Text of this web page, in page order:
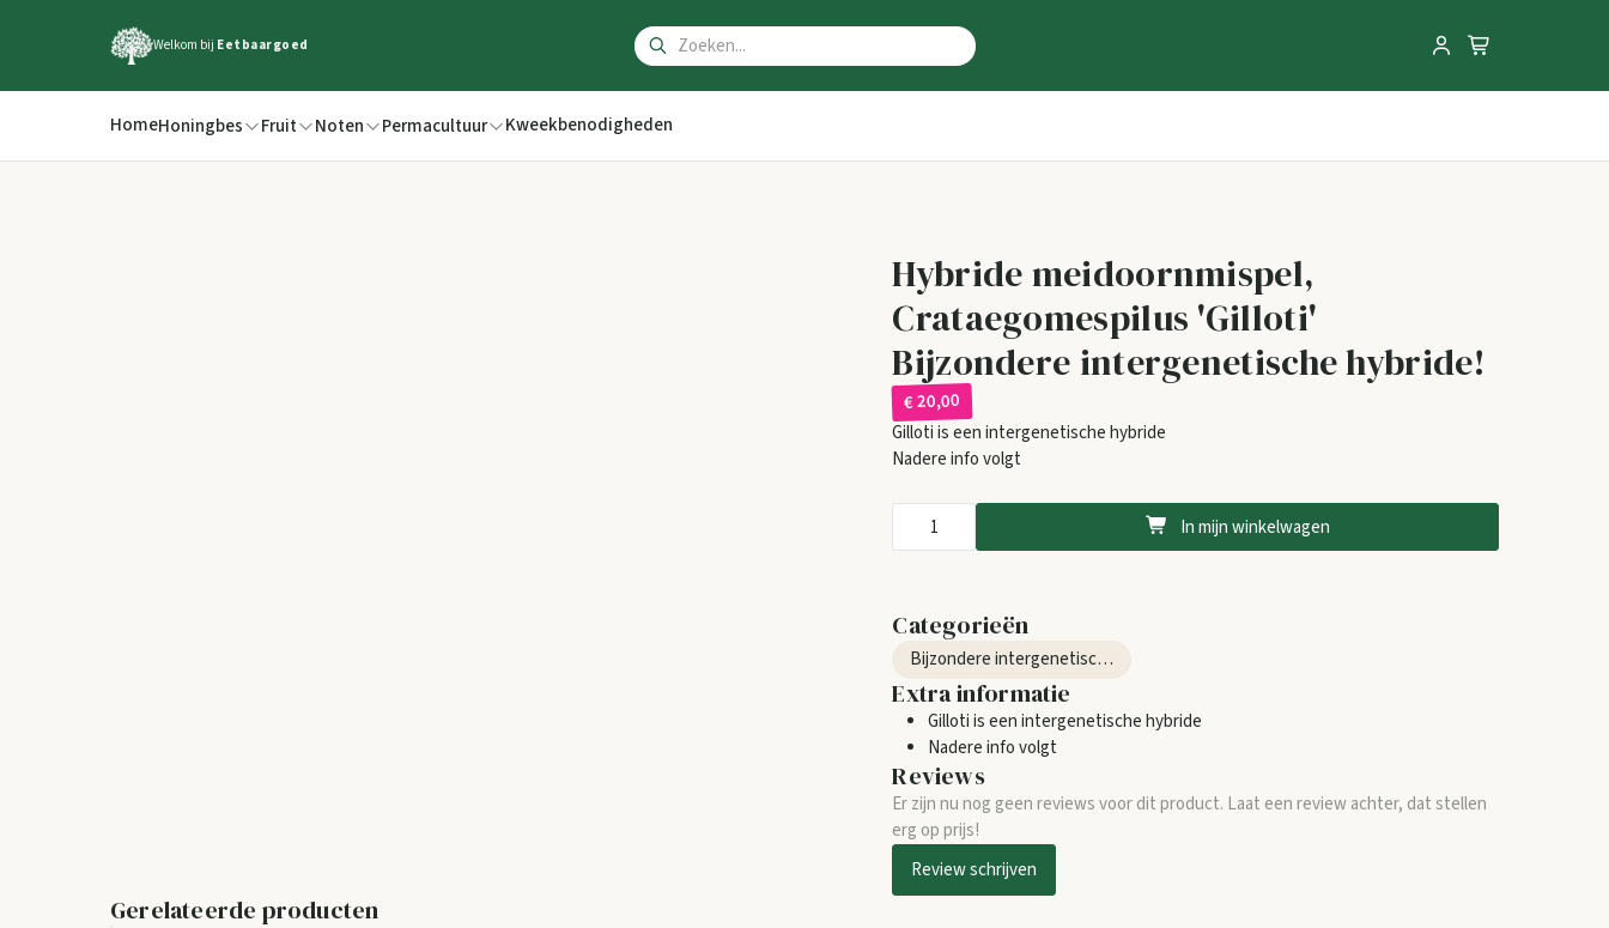
Welkom bij Eetbaargoed
HomeHoningbes Fruit Noten Permacultuur Kweekbenodigheden
Hybride meidoornmispel,
Crataegomespilus 'Gilloti'
Bijzondere intergenetische hybride!
€ 20,00
Gilloti is een intergenetische hybride
Nadere info volgt
In mijn winkelwagen
Categorieën
Bijzondere intergenetische hybrides
Extra informatie
Gilloti is een intergenetische hybride
Nadere info volgt
Reviews
Er zijn nu nog geen reviews voor dit product. Laat een review achter, dat stellen
erg op prijs!
Review schrijven
Gerelateerde producten